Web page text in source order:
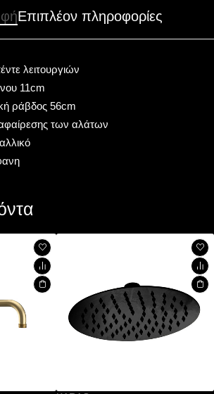
Επιπλέον πληροφορίες
λειτουργιών
11cm
ράβδος 56cm
των αλάτων